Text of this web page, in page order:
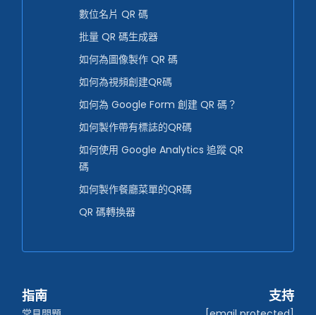
數位名片 QR 碼
批量 QR 碼生成器
如何為圖像製作 QR 碼
如何為視頻創建QR碼
如何為 Google Form 創建 QR 碼？
如何製作帶有標誌的QR碼
如何使用 Google Analytics 追蹤 QR
碼
如何製作餐廳菜單的QR碼
QR 碼轉換器
指南 支持